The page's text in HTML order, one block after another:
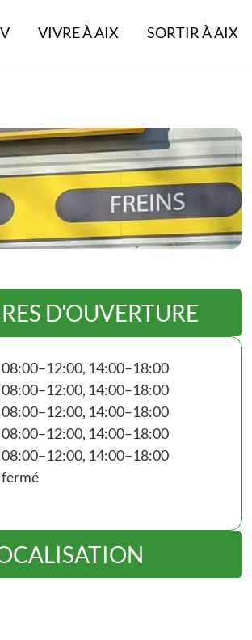
VIVRE À AIX SORTIR À AIX
D'OUVERTURE
08:00–12:00, 14:00–18:00
08:00–12:00, 14:00–18:00
08:00–12:00, 14:00–18:00
08:00–12:00, 14:00–18:00
08:00–12:00, 14:00–18:00
fermé